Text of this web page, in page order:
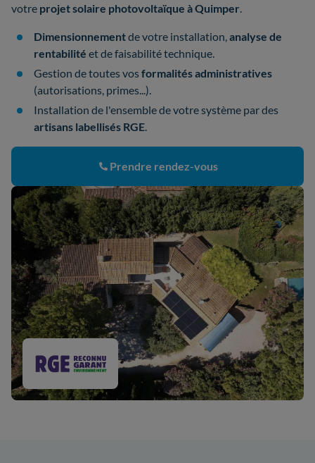
votre projet solaire photovoltaïque à Quimper
Dimensionnementde votre installation, analyse de
rentabilité et de faisabilité technique.
Gestion de toutes vosformalités administratives
(autorisations, primes...).
Installation de l'ensemble de votre système par des
artisans labellisés RGE
Prendre rendez-vous